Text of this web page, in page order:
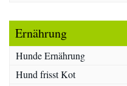
Ernährung
Hunde Ernährung
Hund frisst Kot